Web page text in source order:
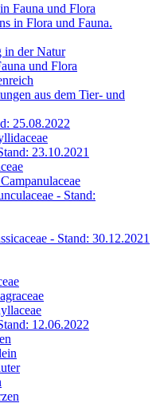
Fauna und Flora
in Flora und Fauna.
in der Natur
und Flora
aus dem Tier- und
25.08.2022
23.10.2021
- Stand:
- Stand: 30.12.2021
12.06.2022